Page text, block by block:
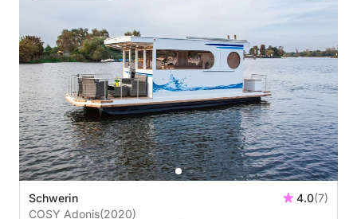
Schwerin 4.0(7)
COSY Adonis(2020)